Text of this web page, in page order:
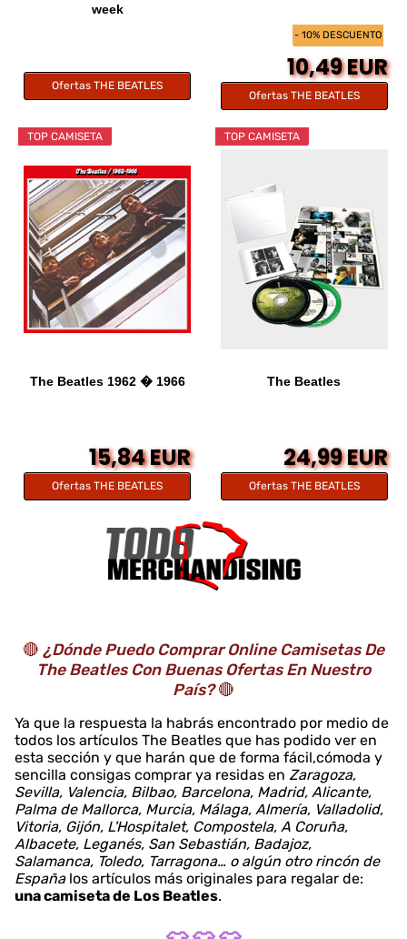
week
Ofertas THE BEATLES
- 10% DESCUENTO
10,49 EUR
Ofertas THE BEATLES
TOP CAMISETA
The Beatles 1962 � 1966
15,84 EUR
Ofertas THE BEATLES
TOP CAMISETA
The Beatles
24,99 EUR
Ofertas THE BEATLES
🔴 ¿Dónde Puedo Comprar Online Camisetas De
The Beatles Con Buenas Ofertas En Nuestro
País?🔴
Ya que la respuesta la habrás encontrado por medio de
todos los artículos The Beatles que has podido ver en
esta sección y que harán que de forma fácil,cómoda y
sencilla consigas comprar ya residas en Zaragoza,
Sevilla, Valencia, Bilbao, Barcelona, Madrid, Alicante,
Palma de Mallorca, Murcia, Málaga, Almería, Valladolid,
Vitoria, Gijón, L'Hospitalet, Compostela, A Coruña,
Albacete, Leganés, San Sebastián, Badajoz,
Salamanca, Toledo, Tarragona… o algún otro rincón de
Españalos artículos más originales para regalar de:
una camiseta de Los Beatles.